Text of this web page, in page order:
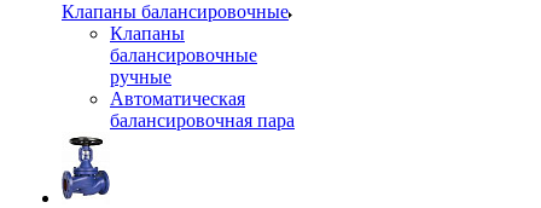
Клапаны балансировочные
Клапаны
балансировочные
ручные
Автоматическая
балансировочная пара